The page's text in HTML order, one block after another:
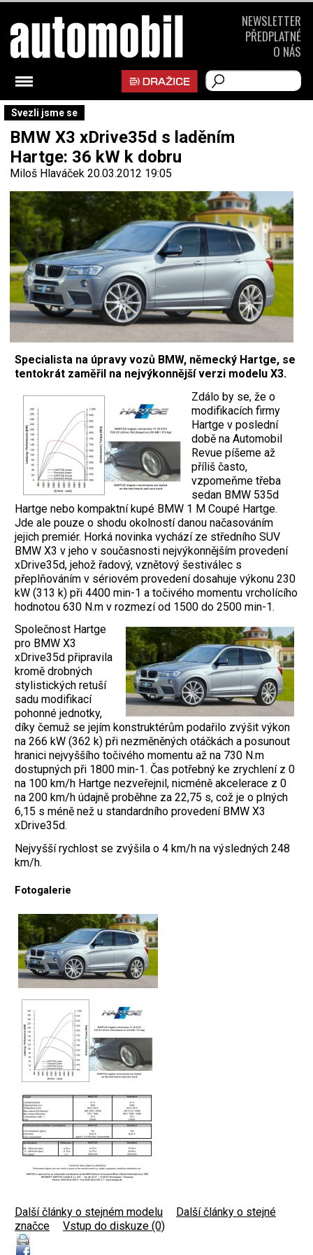
Svezli jsme se
BMW X3 xDrive35d s laděním
Hartge: 36 kW k dobru
Miloš Hlaváček 20.03.2012 19:05
Specialista na úpravy vozů BMW, německý Hartge, se
tentokrát zaměřil na nejvýkonnější verzi modelu X3.
Zdálo by se, že o
modifikacích firmy
Hartge v poslední
době na Automobil
Revue píšeme až
příliš často,
vzpomeňme třeba
sedan BMW 535d
Hartge nebo kompaktní kupé BMW 1 M Coupé Hartge.
Jde ale pouze o shodu okolností danou načasováním
jejich premiér. Horká novinka vychází ze středního SUV
BMW X3 v jeho v současnosti nejvýkonnějším provedení
xDrive35d, jehož řadový, vznětový šestiválec s
přeplňováním v sériovém provedení dosahuje výkonu 230
kW (313 k) při 4400 min-1 a točivého momentu vrcholícího
hodnotou 630 N.m v rozmezí od 1500 do 2500 min-1.
Společnost Hartge
pro BMW X3
xDrive35d připravila
kromě drobných
stylistických retuší
sadu modifikací
pohonné jednotky,
díky čemuž se jejím konstruktérům podařilo zvýšit výkon
na 266 kW (362 k) při nezměněných otáčkách a posunout
hranici nejvyššího točivého momentu až na 730 N.m
dostupných při 1800 min-1. Čas potřebný ke zrychlení z 0
na 100 km/h Hartge nezveřejnil, nicméně akcelerace z 0
na 200 km/h údajně proběhne za 22,75 s, což je o plných
6,15 s méně než u standardního provedení BMW X3
xDrive35d.
Nejvyšší rychlost se zvýšila o 4 km/h na výsledných 248
km/h.
Fotogalerie
Další články o stejném modelu
Další články o stejné
značce
Vstup do diskuze (0)
NEWSLETTER
PŘEDPLATNÉ
O NÁS